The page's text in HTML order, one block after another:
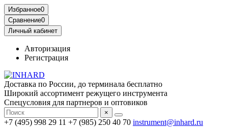
Избранное0
Сравнение0
Личный кабинет
Авторизация
Регистрация
Доставка по России, до терминала бесплатно
Широкий ассортимент режущего инструмента
Спецусловия для партнеров и оптовиков
×
+7 (495) 998 29 11 +7 (985) 250 40 70 instrument@inhard.ru